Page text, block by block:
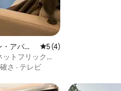
アパー
レビュー4件、5つ星中5
5 (4)
トフリック
アパート
さ · テレビ